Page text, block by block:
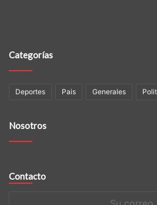
Categorías
Deportes Pais Generales
Nosotros
Contacto